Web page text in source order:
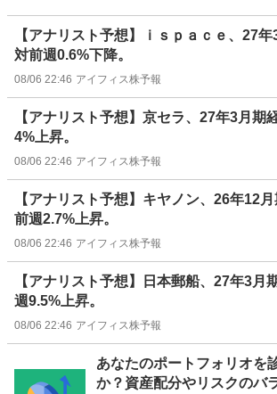
【アナリスト予想】ｉｓｐａｃｅ、27年
対前週0.6%下降。
08/06 22:46 アイフィス株予報
【アナリスト予想】京セラ、27年3月期
4%上昇。
08/06 22:46 アイフィス株予報
【アナリスト予想】キヤノン、26年12
前週2.7%上昇。
08/06 22:46 アイフィス株予報
【アナリスト予想】日本郵船、27年3月
週9.5%上昇。
08/06 22:46 アイフィス株予報
あなたのポートフォリオを
か？資産配分やリスクのバ